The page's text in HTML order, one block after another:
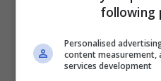
durante
quando in Italia si
omofobia.
following
Personalised
content measurement,
services development